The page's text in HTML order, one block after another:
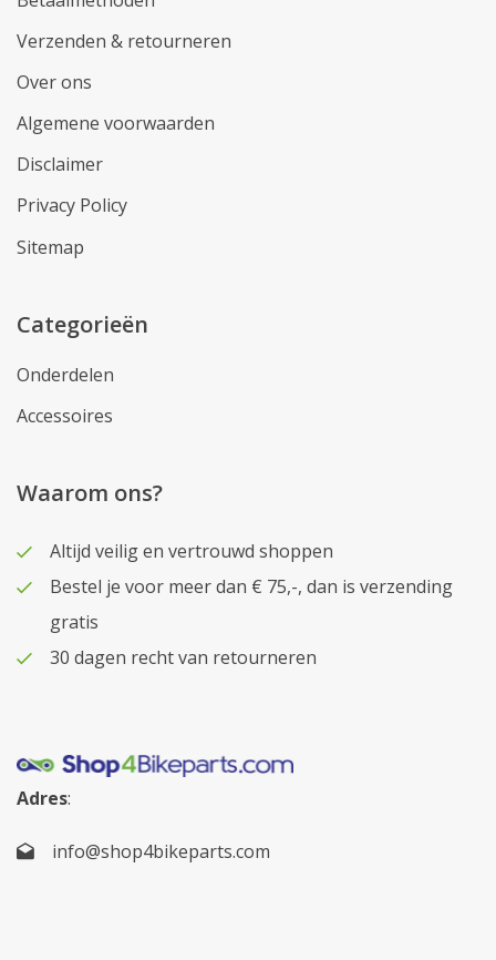
Verzenden & retourneren
Over ons
Algemene voorwaarden
Disclaimer
Privacy Policy
Sitemap
Categorieën
Onderdelen
Accessoires
Waarom ons?
Altijd veilig en vertrouwd shoppen
Bestel je voor meer dan € 75,-, dan is verzending
gratis
30 dagen recht van retourneren
Adres:
info@shop4bikeparts.com